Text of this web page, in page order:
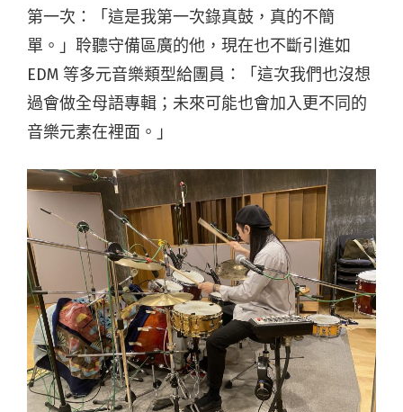
第一次：「這是我第一次錄真鼓，真的不簡
單。」聆聽守備區廣的他，現在也不斷引進如
EDM 等多元音樂類型給團員：「這次我們也沒想
過會做全母語專輯；未來可能也會加入更不同的
音樂元素在裡面。」